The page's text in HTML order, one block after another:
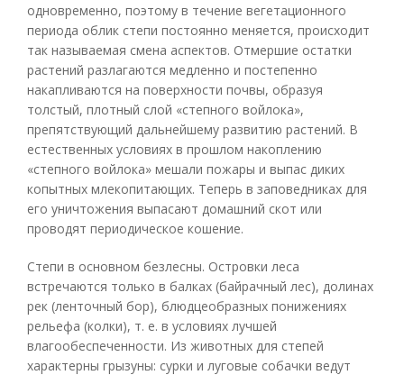
одновременно, поэтому в течение вегетационного
периода облик степи постоянно меняется, происходит
так называемая смена аспектов. Отмершие остатки
растений разлагаются медленно и постепенно
накапливаются на поверхности почвы, образуя
толстый, плотный слой «степного войлока»,
препятствующий дальнейшему развитию растений. В
естественных условиях в прошлом накоплению
«степного войлока» мешали пожары и выпас диких
копытных млекопитающих. Теперь в заповедниках для
его уничтожения выпасают домашний скот или
проводят периодическое кошение.
Степи в основном безлесны. Островки леса
встречаются только в балках (байрачный лес), долинах
рек (ленточный бор), блюдцеобразных понижениях
рельефа (колки), т. е. в условиях лучшей
влагообеспеченности. Из животных для степей
характерны грызуны: сурки и луговые собачки ведут